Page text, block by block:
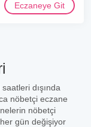
Eczaneye Git
dışında
nöbetçi eczane
nöbetçi
gün değişiyor